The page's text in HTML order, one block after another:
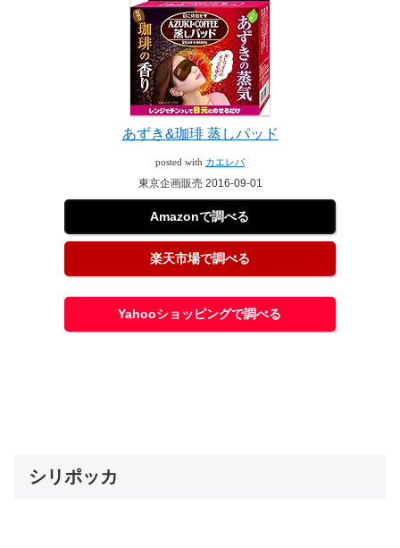
あずき&珈琲 蒸しパッド
posted with カエレバ
東京企画販売 2016-09-01
Amazonで調べる
楽天市場で調べる
Yahooショッピングで調べる
シリポッカ